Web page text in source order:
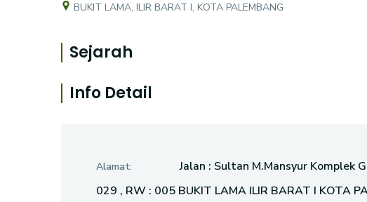
BUKIT LAMA, ILIR BARAT I, KOTA PALEMBANG
Sejarah
Info Detail
Alamat:
Jalan : Sultan M.Mansyur Komplek
029 , RW : 005 BUKIT LAMA ILIR BARAT I KOTA